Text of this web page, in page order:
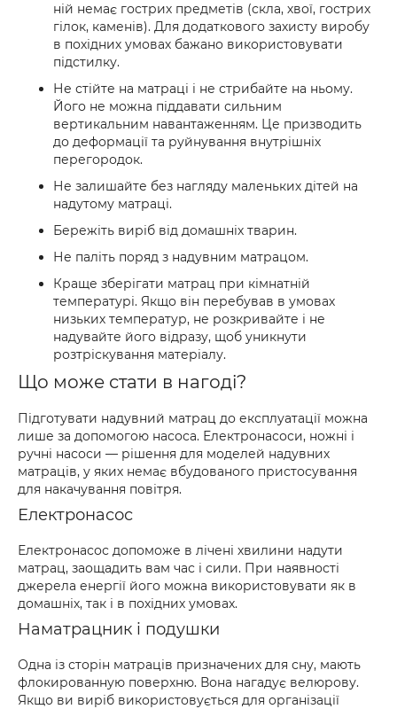
ній немає гострих предметів (скла, хвої, гострих
гілок, каменів). Для додаткового захисту виробу
в похідних умовах бажано використовувати
підстилку.
Не стійте на матраці і не стрибайте на ньому.
Його не можна піддавати сильним
вертикальним навантаженням. Це призводить
до деформації та руйнування внутрішніх
перегородок.
Не залишайте без нагляду маленьких дітей на
надутому матраці.
Бережіть виріб від домашніх тварин.
Не паліть поряд з надувним матрацом.
Краще зберігати матрац при кімнатній
температурі. Якщо він перебував в умовах
низьких температур, не розкривайте і не
надувайте його відразу, щоб уникнути
розтріскування матеріалу.
Що може стати в нагоді?
Підготувати надувний матрац до експлуатації можна
лише за допомогою насоса. Електронасоси, ножні і
ручні насоси — рішення для моделей надувних
матраців, у яких немає вбудованого пристосування
для накачування повітря.
Електронасос
Електронасос допоможе в лічені хвилини надути
матрац, заощадить вам час і сили. При наявності
джерела енергії його можна використовувати як в
домашніх, так і в похідних умовах.
Наматрацник і подушки
Одна із сторін матраців призначених для сну, мають
флокированную поверхню. Вона нагадує велюрову.
Якщо ви виріб використовується для організації